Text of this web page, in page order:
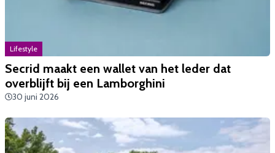
Lifestyle
Secrid maakt een wallet van het leder dat
overblijft bij een Lamborghini
30 juni 2026